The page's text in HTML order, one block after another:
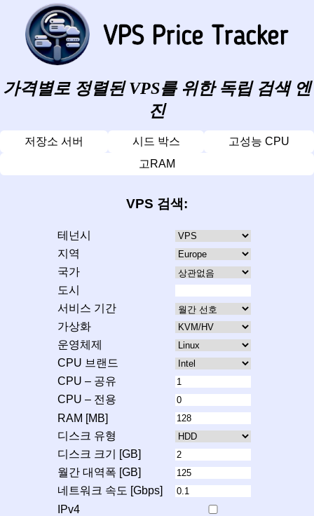
가격별로 정렬된 VPS를 위한 독립 검색 엔
진
저장소 서버 시드 박스
고성능 CPU
고RAM
VPS 검색:
테넌시
지역
국가
도시
서비스 기간
가상화
운영체제
CPU 브랜드
CPU – 공유
CPU – 전용
RAM [MB]
디스크 유형
디스크 크기 [GB]
월간 대역폭 [GB]
네트워크 속도 [Gbps]
IPv4